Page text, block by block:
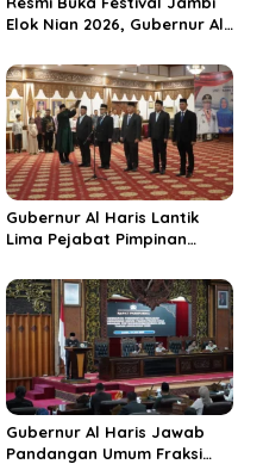
Elok Nian 2026, Gubernur Al
Jadi Destinasi Wisata
Budaya Unggulan
Gubernur Al Haris Lantik
Lima Pejabat Pimpinan
Penguatan Kinerja dan
Integritas
Gubernur Al Haris Jawab
Pandangan Umum Fraksi